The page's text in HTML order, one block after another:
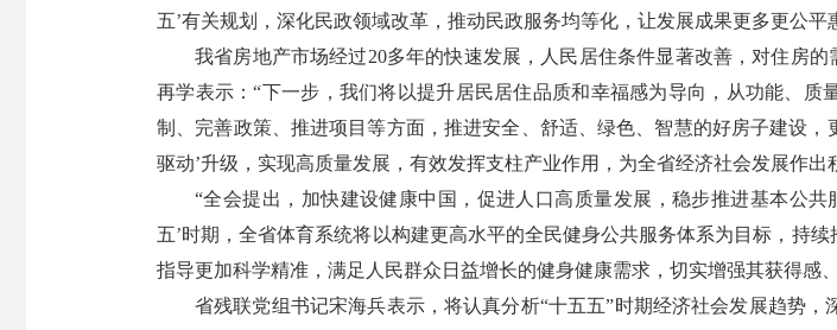
五’有关规划，深化民政领域改革，推动民政服务均等化，让发展成果更多更公平
我省房地产市场经过20多年的快速发展，人民居住条件显著改善，对住房
再学表示：“下一步，我们将以提升居民居住品质和幸福感为导向，从功能、
制、完善政策、推进项目等方面，推进安全、舒适、绿色、智慧的好房子建设
驱动’升级，实现高质量发展，有效发挥支柱产业作用，为全省经济社会发展作出
“全会提出，加快建设健康中国，促进人口高质量发展，稳步推进基本公
五’时期，全省体育系统将以构建更高水平的全民健身公共服务体系为目标，持
指导更加科学精准，满足人民群众日益增长的健身健康需求，切实增强其获得感
省残联党组书记宋海兵表示，将认真分析“十五五”时期经济社会发展趋势